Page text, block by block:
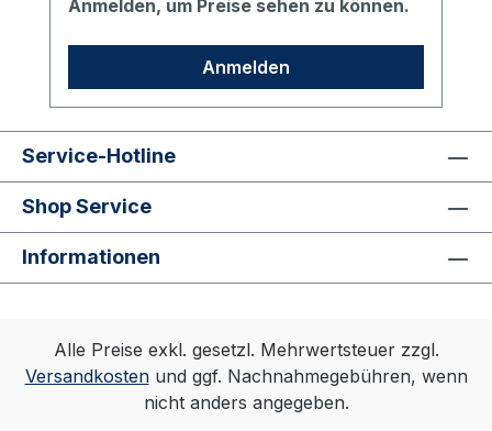
weitenverstellbare
Kombimannschette), Zwei Seitenfalten für
bessere Bewegungsfreiheit, Schwarze
Rose-Stick auf dem Dachschlitzbesatz.
Anmelden, um Preise sehen zu können.
Anmelden
Service-Hotline
Shop Service
Informationen
Alle Preise exkl. gesetzl. Mehrwertsteuer zzgl.
Versandkostenund ggf. Nachnahmegebühren, wenn
nicht anders angegeben.